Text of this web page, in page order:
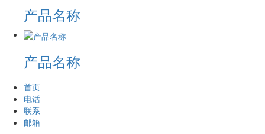
产品名称
产品名称
首页
电话
联系
邮箱